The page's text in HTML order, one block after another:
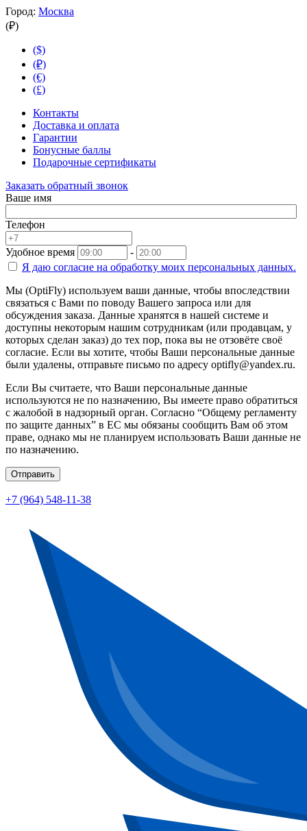
Город: Москва
(₽)
($)
(₽)
(€)
(£)
Контакты
Доставка и оплата
Гарантии
Бонусные баллы
Подарочные сертификаты
Заказать обратный звонок
Ваше имя
Телефон
Удобное время
-
Я даю согласие на обработку моих персональных данных.
Мы (OptiFly) используем ваши данные, чтобы впоследствии
связаться с Вами по поводу Вашего запроса или для
обсуждения заказа. Данные хранятся в нашей системе и
доступны некоторым нашим сотрудникам (или продавцам, у
которых сделан заказ) до тех пор, пока вы не отзовёте своё
согласие. Если вы хотите, чтобы Ваши персональные данные
были удалены, отправьте письмо по адресу optifly@yandex.ru.
Если Вы считаете, что Ваши персональные данные
используются не по назначению, Вы имеете право обратиться
с жалобой в надзорный орган. Согласно “Общему регламенту
по защите данных” в ЕС мы обязаны сообщить Вам об этом
праве, однако мы не планируем использовать Ваши данные не
по назначению.
Отправить
+7 (964) 548-11-38